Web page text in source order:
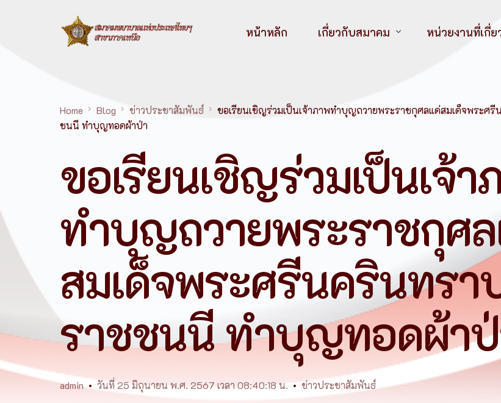
หน้าหลัก เกี่ยวกับสมาคม
นายกฯ อดีตถึงปัจจุบัน
โครงสร้างคณะกรรมการบริหารสมาคมฯ
ระเบียบสวัสดิการสมาชิก สมาคมพยาบาลฯ
หนังสือที่ระลึก 60 ปี สมาคมพยาบาลแห่งป
โลโก้สมาคมพยาบาลฯ ภาคเหนือ
เว็บไซต์เดิม
หน่วยงานที่เกี่ย
สมาคมพยาบาล
สมาคมพยาบาล
สมาคมพยาบาล
องค์กรวิชาชีพพ
สถาบันการศึกษา
Home Blog ข่าวประชาสัมพันธ์
ขอเรียนเชิญร่วมเป็นเจ้าภาพทำบุญถวายพระราชกุศลแด่สมเด็จพระศ
ชนนี ทำบุญทอดผ้าป่า
ขอเรียนเชิญร่วมเป็นเจ้า
ทำบุญถวายพระราชกุศ
สมเด็จพระศรีนครินทรา
ราชชนนี ทำบุญทอดผ้า
admin วันที่ 25 มิถุนายน พ.ศ. 2567 เวลา 08:40:18 น. ข่าวประชาสัมพันธ์